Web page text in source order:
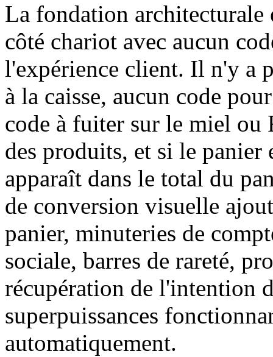
La fondation architecturale
côté chariot avec aucun
l'expérience client. Il n'y a
à la caisse, aucun code
code à fuiter sur le miel
des produits, et si le
apparaît dans le total du
de conversion visuelle
panier, minuteries de
sociale, barres de rareté,
récupération de l'intention
superpuissances
automatiquement.